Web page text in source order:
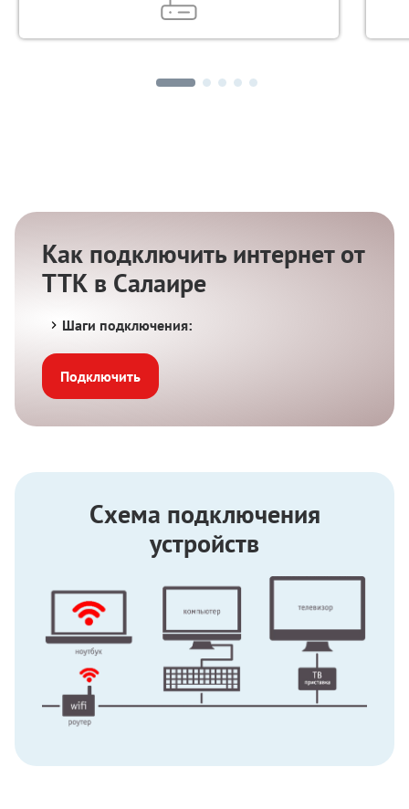
Как подключить интернет от
ТТК в Салаире
Шаги подключения:
Подключить
Схема подключения
устройств